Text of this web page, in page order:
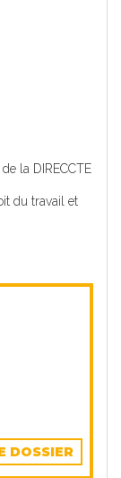
la DIRECCTE
du travail et
DOSSIER